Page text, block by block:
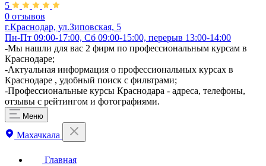
5
0 отзывов
г.Краснодар, ул.Зиповская, 5
Пн-Пт 09:00-17:00, Сб 09:00-15:00, перерыв 13:00-14:00
-Мы нашли для вас 2 фирм по профессиональным курсам в
Краснодаре;
-Актуальная информация о профессиональных курсах в
Краснодаре , удобный поиск с фильтрами;
-Профессиональные курсы Краснодара - адреса, телефоны,
отзывы с рейтингом и фотографиями.
Меню
Махачкала
Главная